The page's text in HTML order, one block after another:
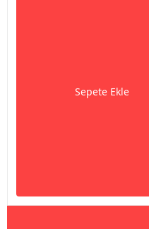
Sepete Ekle